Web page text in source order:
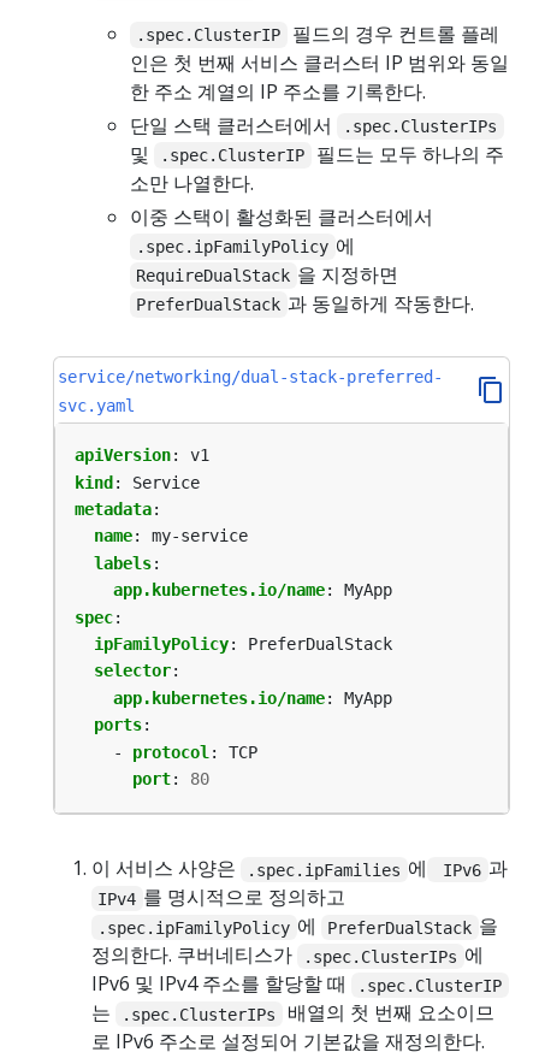
.spec.ClusterIP
필드의 경우 컨트롤 플레
인은 첫 번째 서비스 클러스터 IP 범위와 동일
한 주소 계열의 IP 주소를 기록한다.
단일 스택 클러스터에서
.spec.ClusterIPs
및 .spec.ClusterIP
필드는 모두 하나의 주
소만 나열한다.
이중 스택이 활성화된 클러스터에서
.spec.ipFamilyPolicy 에
RequireDualStack 을 지정하면
PreferDualStack 과 동일하게 작동한다.
service/networking/dual-stack-preferred-
svc.yaml
apiVersion:
v1
kind :
Service
metadata:
name:
my-service
labels:
app.kubernetes.io/name:
MyApp
spec:
ipFamilyPolicy:
PreferDualStack
selector:
app.kubernetes.io/name:
MyApp
ports:
- protocol :
TCP
port: 80
이 서비스 사양은 .spec.ipFamilies 에 IPv6 과
IPv4 를 명시적으로 정의하고
.spec.ipFamilyPolicy 에 PreferDualStack 을
정의한다. 쿠버네티스가
.spec.ClusterIPs 에
IPv6 및 IPv4 주소를 할당할 때
.spec.ClusterIP
는 .spec.ClusterIPs
배열의 첫 번째 요소이므
로 IPv6 주소로 설정되어 기본값을 재정의한다.